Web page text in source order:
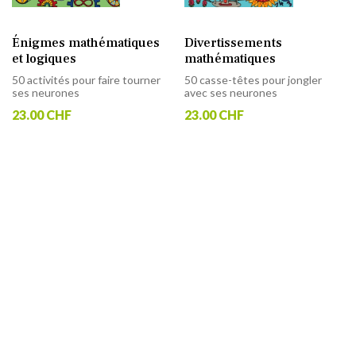
Énigmes mathématiques
et logiques
50 activités pour faire tourner
ses neurones
23.00 CHF
Divertissements
mathématiques
50 casse-têtes pour jongler
avec ses neurones
23.00 CHF